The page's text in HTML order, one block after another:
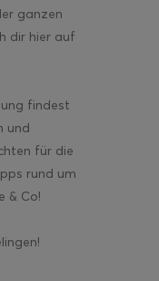
ganzen
dir hier auf
findest
und
für die
rund um
& Co!